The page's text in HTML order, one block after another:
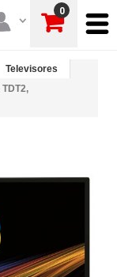
0
Televisores